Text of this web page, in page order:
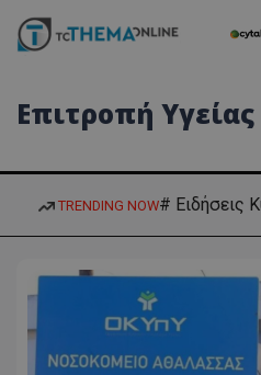
Επιτροπή Υγείας
TRENDING NOW# Ειδήσεις